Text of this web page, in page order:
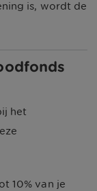
is, wordt de
het
10% van je